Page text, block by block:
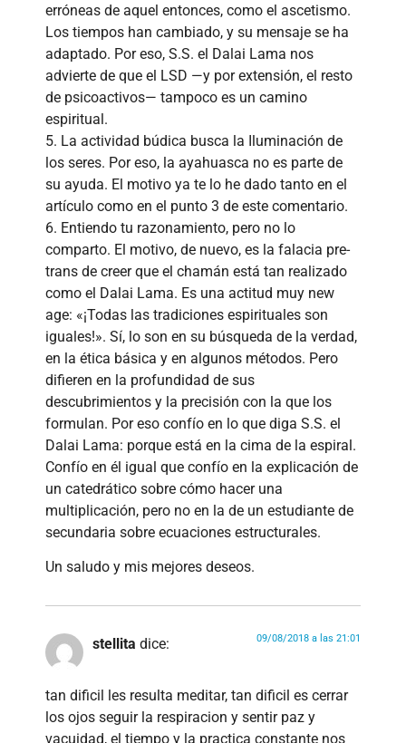
erróneas de aquel entonces, como el ascetismo.
Los tiempos han cambiado, y su mensaje se ha
adaptado. Por eso, S.S. el Dalai Lama nos
advierte de que el LSD —y por extensión, el resto
de psicoactivos— tampoco es un camino
espiritual.
5. La actividad búdica busca la Iluminación de
los seres. Por eso, la ayahuasca no es parte de
su ayuda. El motivo ya te lo he dado tanto en el
artículo como en el punto 3 de este comentario.
6. Entiendo tu razonamiento, pero no lo
comparto. El motivo, de nuevo, es la falacia pre-
trans de creer que el chamán está tan realizado
como el Dalai Lama. Es una actitud muy new
age: «¡Todas las tradiciones espirituales son
iguales!». Sí, lo son en su búsqueda de la verdad,
en la ética básica y en algunos métodos. Pero
difieren en la profundidad de sus
descubrimientos y la precisión con la que los
formulan. Por eso confío en lo que diga S.S. el
Dalai Lama: porque está en la cima de la espiral.
Confío en él igual que confío en la explicación de
un catedrático sobre cómo hacer una
multiplicación, pero no en la de un estudiante de
secundaria sobre ecuaciones estructurales.
Un saludo y mis mejores deseos.
stellita dice: 09/08/2018 a las 21:01
tan dificil les resulta meditar, tan dificil es cerrar
los ojos seguir la respiracion y sentir paz y
vacuidad, el tiempo y la practica constante nos